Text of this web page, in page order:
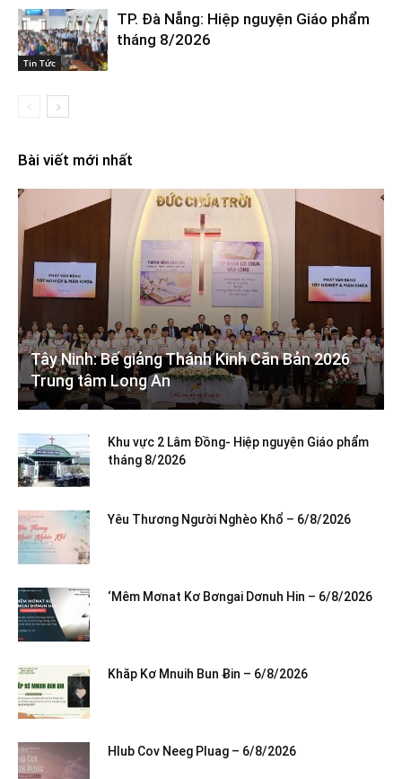
Tin Tức
TP. Đà Nẵng: Hiệp nguyện Giáo phẩm
tháng 8/2026
Bài viết mới nhất
Tây Ninh: Bế giảng Thánh Kinh Căn Bản 2026
Trung tâm Long An
Khu vực 2 Lâm Đồng- Hiệp nguyện Giáo phẩm
tháng 8/2026
Yêu Thương Người Nghèo Khổ – 6/8/2026
‘Mêm Mơnat Kơ Bơngai Dơnuh Hin – 6/8/2026
Khăp Kơ Mnuih Bun Ƀin – 6/8/2026
Hlub Cov Neeg Pluag – 6/8/2026